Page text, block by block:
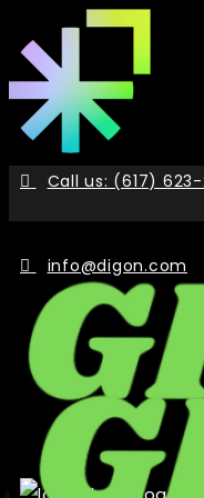
to
content
Call us: (617) 623-
info@digon.com